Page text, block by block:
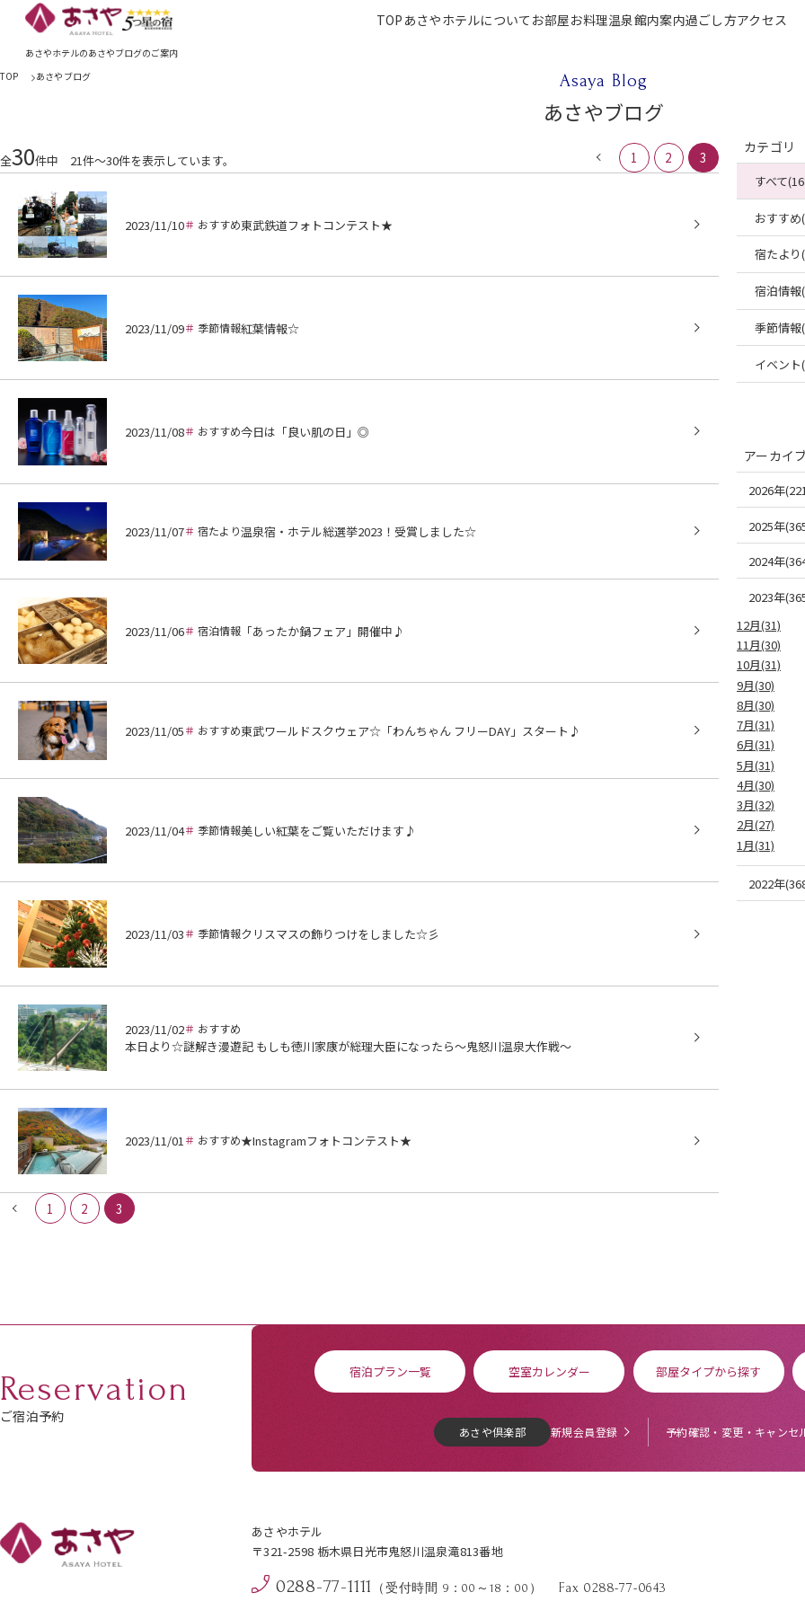
TOP あさやホテルについて お部屋お料理温泉館内案内過ごし方アクセス
あさやホテルのあさやブログのご案内
TOP あさやブログ Asaya Blog
あさやブログ
全30件中 21件～30件を表示しています。 1 2 3
2023/11/10 おすすめ東武鉄道フォトコンテスト★
2023/11/09 季節情報紅葉情報☆
2023/11/08 おすすめ今日は「良い肌の日」◎
2023/11/07 宿たより温泉宿・ホテル総選挙2023！受賞しました☆
2023/11/06 宿泊情報「あったか鍋フェア」開催中♪
2023/11/05 おすすめ東武ワールドスクウェア☆「わんちゃん フリーDAY」スタート♪
2023/11/04 季節情報美しい紅葉をご覧いただけます♪
2023/11/03 季節情報クリスマスの飾りつけをしました☆彡
2023/11/02 おすすめ
本日より☆謎解き漫遊記 もしも徳川家康が総理大臣になったら～鬼怒川温泉大作戦～
2023/11/01 おすすめ★Instagramフォトコンテスト★
1 2 3
カテゴリ
すべて
おすすめ
宿たより
宿泊情報
季節情報
イベント
アーカイ
2026年
2025年
2024年
2023年
12月(31)
11月(30)
10月(31)
9月(30)
8月(30)
7月(31)
6月(31)
5月(31)
4月(30)
3月(32)
2月(27)
1月(31)
2022年
Reservation
ご宿泊予約
宿泊プラン一覧 空室カレンダー 部屋タイプから探す
あさや倶楽部 新規会員登録 予約確認・変更・キャンセ
あさやホテル
〒321-2598 栃木県日光市鬼怒川温泉滝813番地
0288-77-1111 （受付時間 9：00～18：00） Fax 0288-77-0643